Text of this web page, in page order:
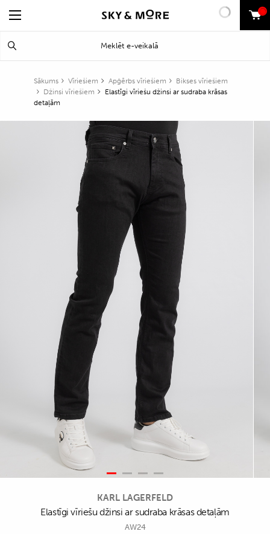
0
Sākums Vīriešiem Apģērbs vīriešiem
Bikses vīriešiem
Džinsi vīriešiem
Elastīgi vīriešu džinsi ar sudraba krāsas
detaļām
KARL LAGERFELD
Elastīgi vīriešu džinsi ar sudraba krāsas detaļām
AW24